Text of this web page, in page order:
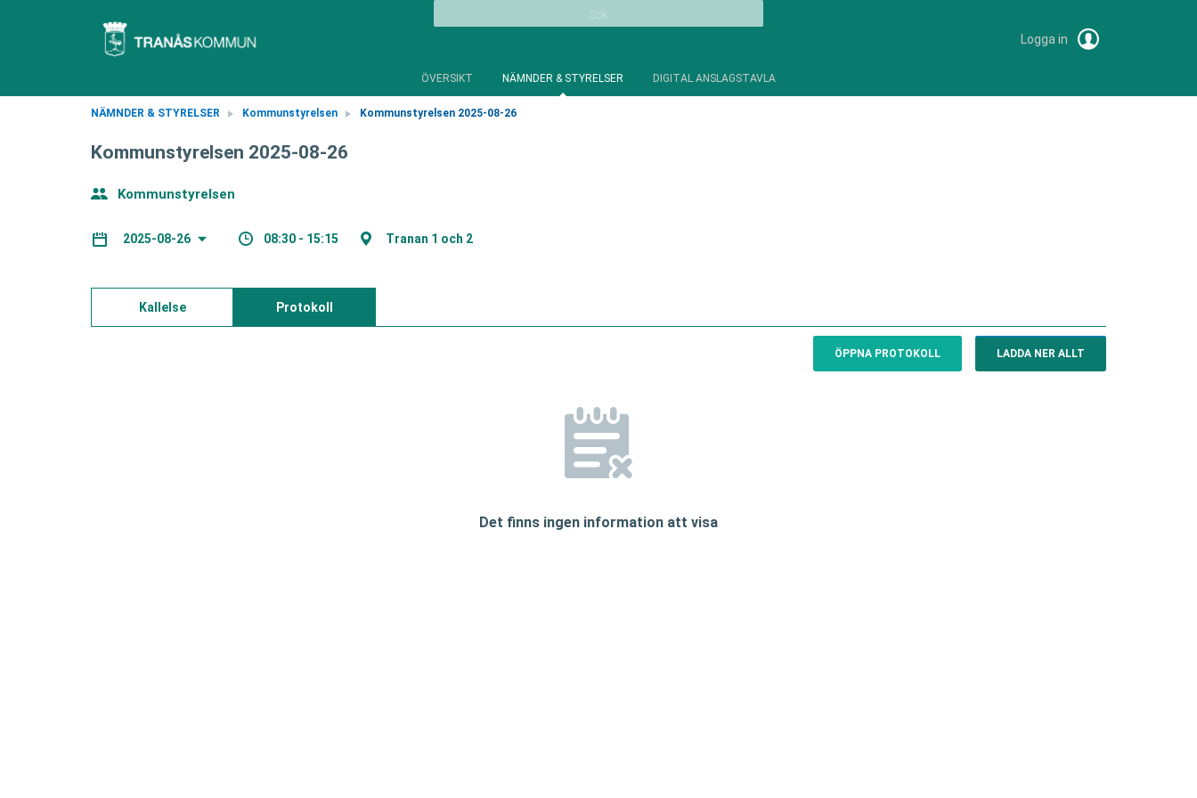
Sök
Logga in
ÖVERSIKT NÄMNDER & STYRELSER DIGITAL ANSLAGSTAVLA
NÄMNDER & STYRELSER Kommunstyrelsen Kommunstyrelsen 2025-08-26
Kommunstyrelsen 2025-08-26
Kommunstyrelsen
2025-08-26 08:30 - 15:15 Tranan 1 och 2
Kallelse Protokoll
ÖPPNA PROTOKOLL LADDA NER ALLT
Det finns ingen information att visa